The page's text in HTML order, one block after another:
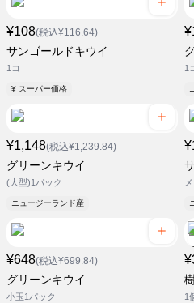
¥108(税込¥116.64)
サンゴールドキウイ
1コ
¥ スーパー価格
1
¥1,148(税込¥1,239.84)
グリーンキウイ
(大型)1パック
ニュージーランド産
¥648(税込¥699.84)
グリーンキウイ
小玉1パック 1